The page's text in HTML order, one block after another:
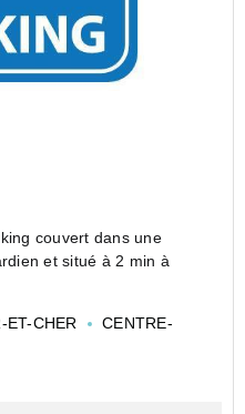
couvert dans une
et situé à 2 min à
d'honoraires à
ET-CHER
CENTRE-